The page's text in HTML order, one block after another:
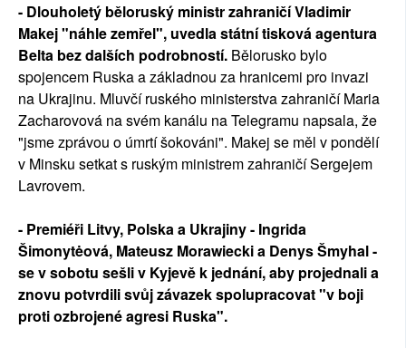
- Dlouholetý běloruský ministr zahraničí Vladimir
Makej "náhle zemřel", uvedla státní tisková agentura
Belta bez dalších podrobností. Bělorusko bylo
spojencem Ruska a základnou za hranicemi pro invazi
na Ukrajinu. Mluvčí ruského ministerstva zahraničí Maria
Zacharovová na svém kanálu na Telegramu napsala, že
"jsme zprávou o úmrtí šokováni". Makej se měl v pondělí
v Minsku setkat s ruským ministrem zahraničí Sergejem
Lavrovem.
- Premiéři Litvy, Polska a Ukrajiny - Ingrida
Šimonytėová, Mateusz Morawiecki a Denys Šmyhal -
se v sobotu sešli v Kyjevě k jednání, aby projednali a
znovu potvrdili svůj závazek spolupracovat "v boji
proti ozbrojené agresi Ruska".